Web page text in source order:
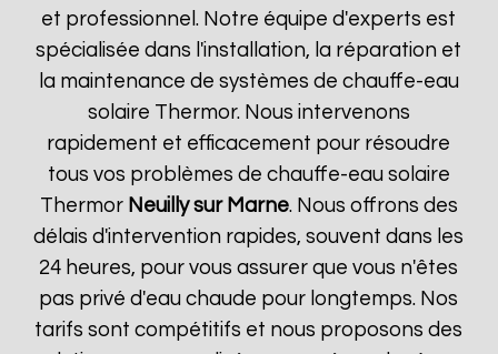
et professionnel. Notre équipe d'experts est
spécialisée dans l'installation, la réparation et
la maintenance de systèmes de chauffe-eau
solaire Thermor. Nous intervenons
rapidement et efficacement pour résoudre
tous vos problèmes de chauffe-eau solaire
Thermor Neuilly sur Marne. Nous offrons des
délais d'intervention rapides, souvent dans les
24 heures, pour vous assurer que vous n'êtes
pas privé d'eau chaude pour longtemps. Nos
tarifs sont compétitifs et nous proposons des